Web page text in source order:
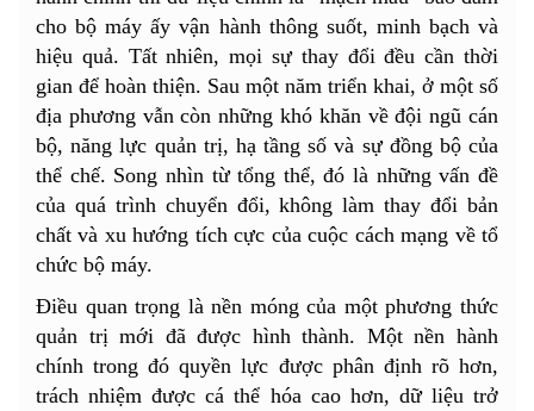
cho bộ máy ấy vận hành thông suốt, minh bạch và
hiệu quả. Tất nhiên, mọi sự thay đổi đều cần thời
gian để hoàn thiện. Sau một năm triển khai, ở một số
địa phương vẫn còn những khó khăn về đội ngũ cán
bộ, năng lực quản trị, hạ tầng số và sự đồng bộ của
thể chế. Song nhìn từ tổng thể, đó là những vấn đề
của quá trình chuyển đổi, không làm thay đổi bản
chất và xu hướng tích cực của cuộc cách mạng về tổ
chức bộ máy.
Điều quan trọng là nền móng của một phương thức
quản trị mới đã được hình thành. Một nền hành
chính trong đó quyền lực được phân định rõ hơn,
trách nhiệm được cá thể hóa cao hơn, dữ liệu trở